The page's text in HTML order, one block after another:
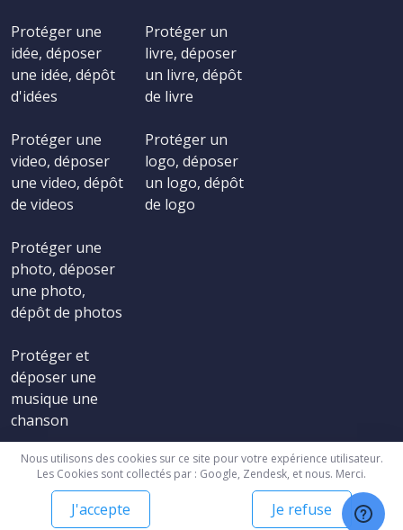
Protéger une
idée, déposer
une idée, dépôt
d'idées
Protéger une
video, déposer
une video, dépôt
de videos
Protéger une
photo, déposer
une photo,
dépôt de photos
Protéger et
déposer une
musique une
chanson
Protéger un
livre, déposer
un livre, dépôt
de livre
Protéger un
logo, déposer
un logo, dépôt
de logo
© Copyright 2001-2026 Copyright.be - Tous droits réservés - CGV
Nous utilisons des cookies sur ce site pour votre expérience utilisateur.
Les Cookies sont collectés par : Google, Zendesk, et nous. Merci.
J'accepte Je refuse